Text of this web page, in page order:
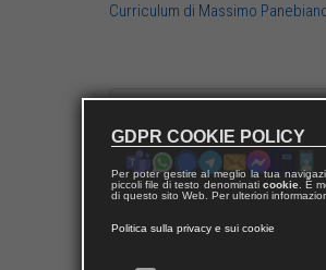
Curriculum di Massimo
Segui Massimo
GDPR COOKIE POLICY
Per poter gestire al meglio la tua
piccoli file di testo denominati cookie. È
di questo sito Web. Per ulteriori
Politica sulla privacy e sui cookie